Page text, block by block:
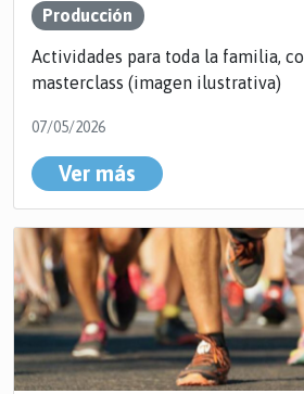
Producción
Actividades para toda la familia,
masterclass (imagen ilustrativa)
07/05/2026
Ver más